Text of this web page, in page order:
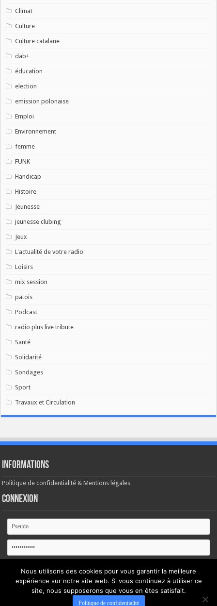
Climat
Culture
Culture catalane
dab+
éducation
election
emission polonaise
Emploi
Environnement
femme
FUNK
Handicap
Histoire
Jeunesse
jeunesse clubing
Jeux
L'actualité de votre radio
Loisirs
mix session
patois
Podcast
radio plus live tribute
Santé
Solidarité
Sondages
Sport
Travaux et Circulation
Informations
Politique de confidentialité & Mentions légales
Connexion
Se souvenir de moi
Mot de passe oublié ?
Nous utilisons des cookies pour vous garantir la meilleure
expérience sur notre site web. Si vous continuez à utiliser ce
site, nous supposerons que vous en êtes satisfait.
Politique de confidentialité